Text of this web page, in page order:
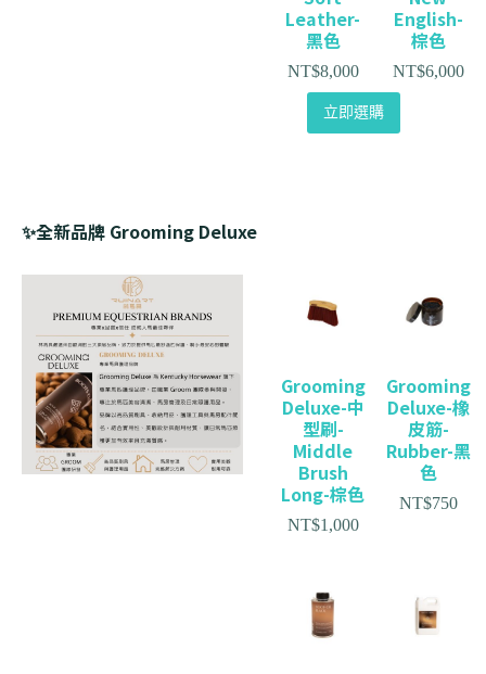
Leather-
黑色
NT$8,000
English-
棕色
NT$6,000
立即選購
✨全新品牌 Grooming Deluxe
Grooming
Deluxe-中
型刷-
Middle
Brush
Long-棕色
NT$1,000
Grooming
Deluxe-橡
皮筋-
Rubber-黑
色
NT$750